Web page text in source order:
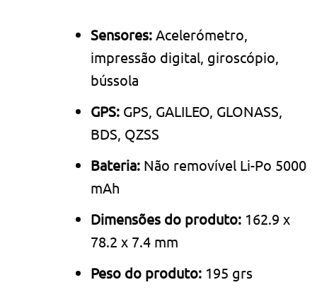
Sensores:Acelerómetro,
impressão digital, giroscópio,
bússola
GPS:GPS, GALILEO, GLONASS,
BDS, QZSS
Bateria: Não removível Li-Po 5000
mAh
Dimensões do produto:162.9 x
78.2 x 7.4 mm
Peso do produto:195 grs